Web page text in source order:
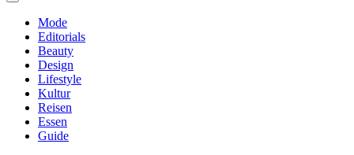
Mode
Editorials
Beauty
Design
Lifestyle
Kultur
Reisen
Essen
Guide